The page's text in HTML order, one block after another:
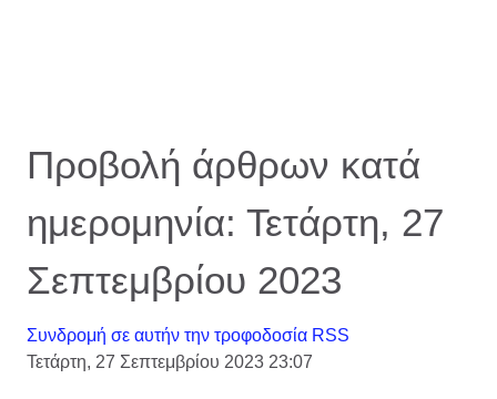
Προβολή άρθρων κατά
ημερομηνία: Τετάρτη, 27
Σεπτεμβρίου 2023
Συνδρομή σε αυτήν την τροφοδοσία RSS
Τετάρτη, 27 Σεπτεμβρίου 2023 23:07